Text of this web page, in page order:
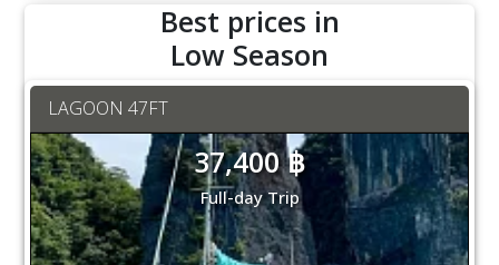
Best prices in
Low Season
LAGOON 47FT
37,400 ฿
Full-day Trip